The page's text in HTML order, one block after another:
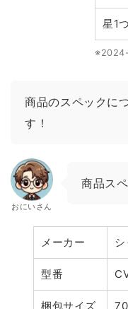
星1つ
商品のスペックに
す！
おにいさん
商品ス
メーカー
型番
梱包サイズ